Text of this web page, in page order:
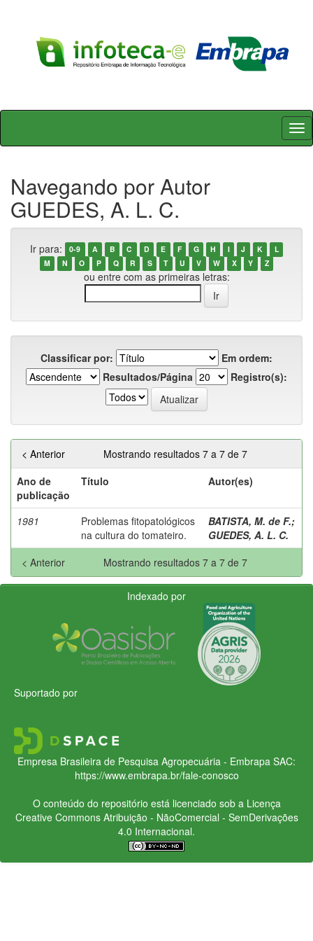
Skip
Navegando por Autor
GUEDES, A. L. C.
Ir para: 0-9 A B C D E F G H I J K
L
M
N O P Q R S T U V W X Y Z
ou entre com as primeiras letras:
Classificar por:
Em ordem:
Resultados/Página
Registro(s):
Mostrando resultados 7 a 7 de 7
< Anterior
Ano de
publicação
Título Autor(es)
1981
Problemas fitopatológicos
na cultura do tomateiro.
BATISTA, M. de F.;
GUEDES, A. L. C.
Mostrando resultados 7 a 7 de 7
< Anterior
Indexado por
Suportado por
Empresa Brasileira de Pesquisa Agropecuária - Embrapa SAC:
https://www.embrapa.br/fale-conosco
O conteúdo do repositório está licenciado sob a Licença
Creative CommonsAtribuição - NãoComercial - SemDerivações
4.0 Internacional.